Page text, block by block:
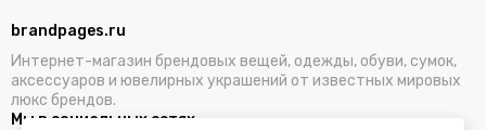
brandpages.ru
Интернет-магазин брендовых вещей, одежды, обуви, сумок,
аксессуаров и ювелирных украшений от известных мировых
люкс брендов.
Мы в социальных сетях